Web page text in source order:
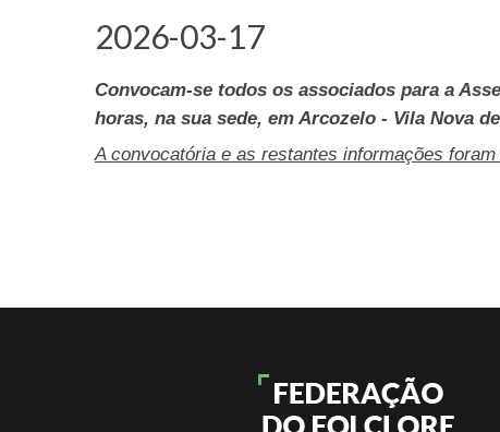
2026-03-17
Convocam-se todos os associados para a
horas, na sua sede, em Arcozelo - Vila Nova
A convocatória e as restantes informações